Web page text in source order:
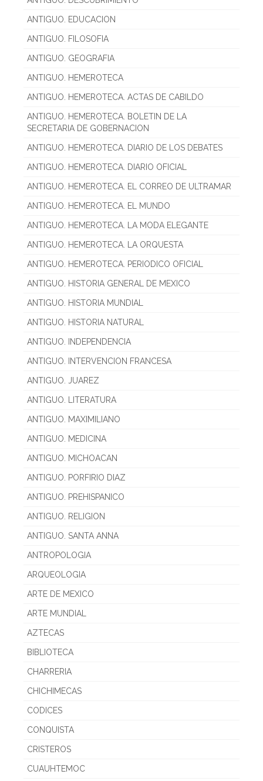
ANTIGUO. EDUCACION
ANTIGUO. FILOSOFIA
ANTIGUO. GEOGRAFIA
ANTIGUO. HEMEROTECA
ANTIGUO. HEMEROTECA. ACTAS DE CABILDO
ANTIGUO. HEMEROTECA. BOLETIN DE LA
SECRETARIA DE GOBERNACION
ANTIGUO. HEMEROTECA. DIARIO DE LOS DEBATES
ANTIGUO. HEMEROTECA. DIARIO OFICIAL
ANTIGUO. HEMEROTECA. EL CORREO DE ULTRAMAR
ANTIGUO. HEMEROTECA. EL MUNDO
ANTIGUO. HEMEROTECA. LA MODA ELEGANTE
ANTIGUO. HEMEROTECA. LA ORQUESTA
ANTIGUO. HEMEROTECA. PERIODICO OFICIAL
ANTIGUO. HISTORIA GENERAL DE MEXICO
ANTIGUO. HISTORIA MUNDIAL
ANTIGUO. HISTORIA NATURAL
ANTIGUO. INDEPENDENCIA
ANTIGUO. INTERVENCION FRANCESA
ANTIGUO. JUAREZ
ANTIGUO. LITERATURA
ANTIGUO. MAXIMILIANO
ANTIGUO. MEDICINA
ANTIGUO. MICHOACAN
ANTIGUO. PORFIRIO DIAZ
ANTIGUO. PREHISPANICO
ANTIGUO. RELIGION
ANTIGUO. SANTA ANNA
ANTROPOLOGIA
ARQUEOLOGIA
ARTE DE MEXICO
ARTE MUNDIAL
AZTECAS
BIBLIOTECA
CHARRERIA
CHICHIMECAS
CODICES
CONQUISTA
CRISTEROS
CUAUHTEMOC